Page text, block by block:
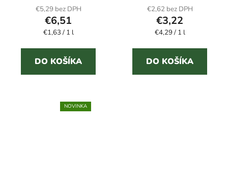
€5,29 bez DPH
€6,51
Jednotková
€1,63 / 1 l
DO KOŠÍKA
produktu
je
3,0
z
5
hviezdičiek.
€2,62 bez DPH
€3,22
Jednotková
€4,29 / 1 l
DO KOŠÍKA
NOVINKA